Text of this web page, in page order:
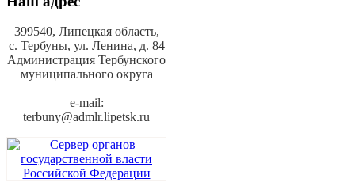
399540, Липецкая область,
с. Тербуны, ул. Ленина, д. 84
Администрация Тербунского
муниципального округа
e-mail:
terbuny@admlr.lipetsk.ru